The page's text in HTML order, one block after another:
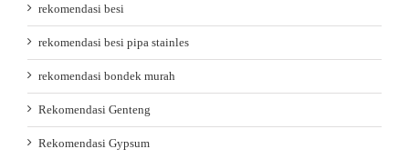
rekomendasi besi
rekomendasi besi pipa stainles
rekomendasi bondek murah
Rekomendasi Genteng
Rekomendasi Gypsum